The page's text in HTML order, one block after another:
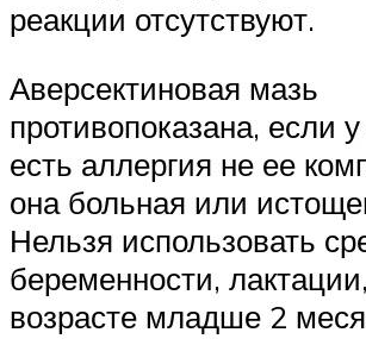
реакции отсутствуют.
Аверсектиновая мазь
противопоказана, если
есть аллергия не ее
она больная или
Нельзя использовать
беременности,
возрасте младше 2